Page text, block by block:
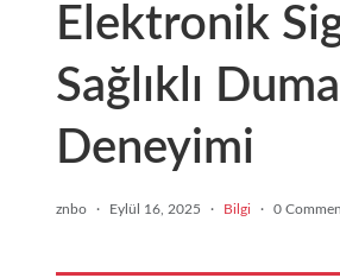
Elektronik
Sağlıklı
Deneyimi
znbo · Eylül 16, 2025 · Bilgi · 0